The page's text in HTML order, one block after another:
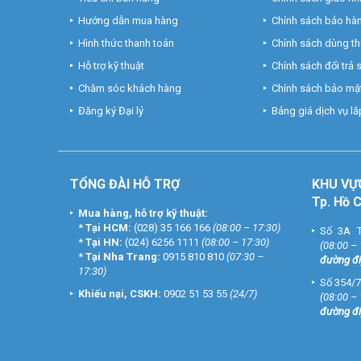
– Thời gian sạc: 2,5 giờ
– Trọng lượng tai nghe:-
– Xuất xứ thương hiệu: Trung Quốc
– Bảo hành: 12 tháng
Liên hệ với chúng tôi để được tư vấn và đặt hàng với giá
Hướng dẫn mua hàng
Hình thức thanh toán
Hỗ trợ kỹ thuật
Chăm sóc khách hàng
Đăng ký Đại lý
Chính sách bảo
Chính sách dùng
Chính sách đổi trả
Chính sách bảo
Bảng giá dịch vụ
TỔNG ĐÀI HỖ TRỢ
Mua hàng, hỗ trợ kỹ thuật:
* Tại HCM: (028) 35 166 166 (08:00 – 17:30)
* Tại HN: (024) 6256 1111 (08:00 – 17:30)
* Tại Nha Trang: 0915 810 810 (07:30 –
17:30)
Khiếu nại, CSKH: 0902 51 53 55 (24/7)
KHU
Tp. Hồ
Số 3A
(08:00 –
đường đi
Số 354/
(08:00 –
đường đi